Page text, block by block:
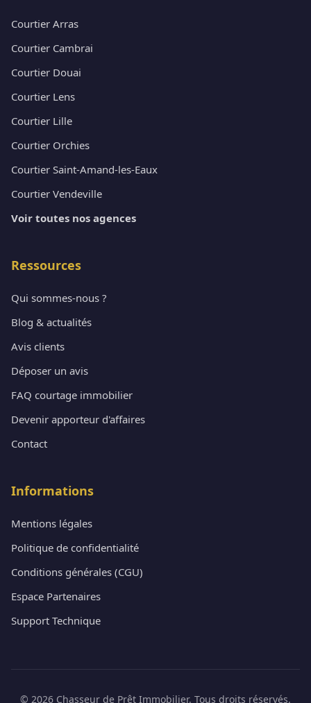
Courtier Arras
Courtier Cambrai
Courtier Douai
Courtier Lens
Courtier Lille
Courtier Orchies
Courtier Saint-Amand-les-Eaux
Courtier Vendeville
Voir toutes nos agences
Ressources
Qui sommes-nous ?
Blog & actualités
Avis clients
Déposer un avis
FAQ courtage immobilier
Devenir apporteur d'affaires
Contact
Informations
Mentions légales
Politique de confidentialité
Conditions générales (CGU)
Espace Partenaires
Support Technique
© 2026 Chasseur de Prêt Immobilier. Tous droits réservés.